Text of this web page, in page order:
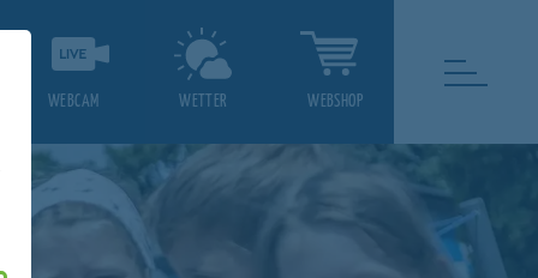
WEBCAM WETTER WEBSHOP